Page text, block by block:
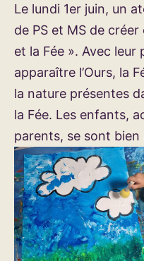
Le lundi 1er juin, un
de PS et MS de créer
et la Fée ». Avec
apparaître l’Ours, la
la nature présentes
la Fée. Les enfants,
parents, se sont bien